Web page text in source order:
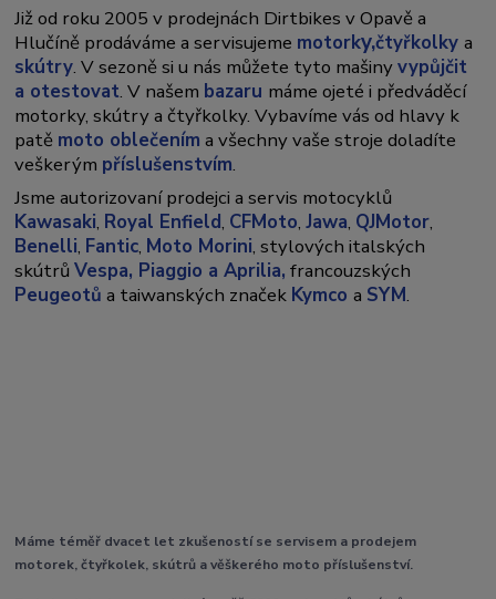
Již od roku 2005 v prodejnách Dirtbikes v Opavě a
Hlučíně prodáváme a servisujeme motorky,čtyřkolkya
skútry. V sezoně si u nás můžete tyto mašinyvypůjčit
a otestovat. V našem bazaru máme ojeté i předváděcí
motorky, skútry a čtyřkolky. Vybavíme vás od hlavy k
patě moto oblečením a všechny vaše stroje doladíte
veškerým příslušenstvím.
Jsme autorizovaní prodejci a servis motocyklů
Kawasaki, Royal Enfield, CFMoto,Jawa, QJMotor,
Benelli, Fantic, Moto Morini, stylových italských
skútrůVespa, Piaggio a Aprilia, francouzských
Peugeotů a taiwanských značek Kymcoa SYM.
Máme téměř dvacet let zkušeností se servisem a prodejem
motorek, čtyřkolek, skútrů a věškerého moto příslušenství.